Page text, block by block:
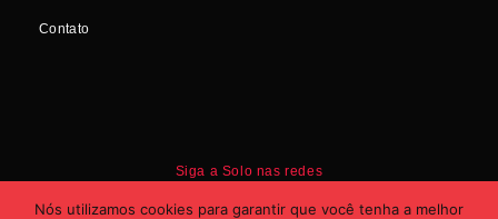
Contato
Siga a Solo nas redes
Nós utilizamos cookies para garantir que você tenha a melhor